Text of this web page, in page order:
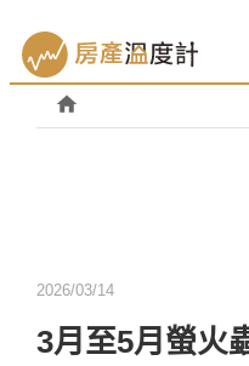
2026/03/14
3月至5月螢火